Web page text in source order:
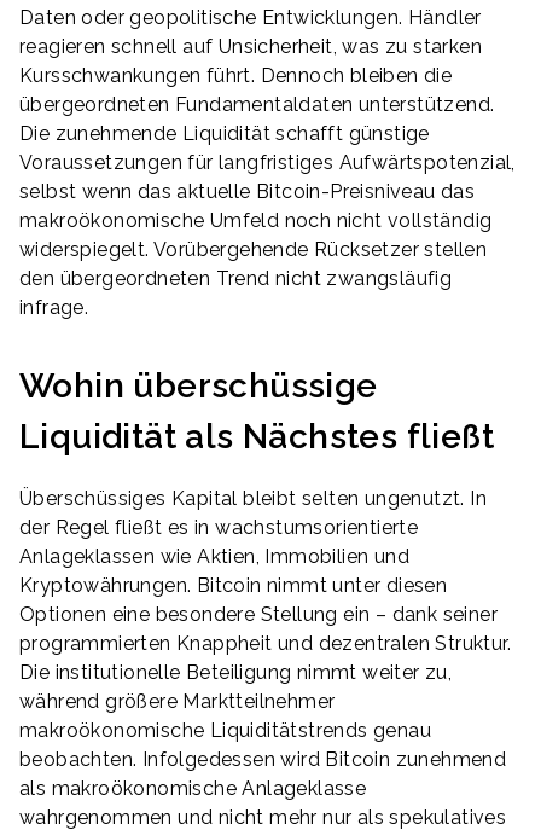
Daten oder geopolitische Entwicklungen. Händler
reagieren schnell auf Unsicherheit, was zu starken
Kursschwankungen führt. Dennoch bleiben die
übergeordneten Fundamentaldaten unterstützend.
Die zunehmende Liquidität schafft günstige
Voraussetzungen für langfristiges Aufwärtspotenzial,
selbst wenn das aktuelle Bitcoin-Preisniveau das
makroökonomische Umfeld noch nicht vollständig
widerspiegelt. Vorübergehende Rücksetzer stellen
den übergeordneten Trend nicht zwangsläufig
infrage.
Wohin überschüssige
Liquidität als Nächstes fließt
Überschüssiges Kapital bleibt selten ungenutzt. In
der Regel fließt es in wachstumsorientierte
Anlageklassen wie Aktien, Immobilien und
Kryptowährungen. Bitcoin nimmt unter diesen
Optionen eine besondere Stellung ein – dank seiner
programmierten Knappheit und dezentralen Struktur.
Die institutionelle Beteiligung nimmt weiter zu,
während größere Marktteilnehmer
makroökonomische Liquiditätstrends genau
beobachten. Infolgedessen wird Bitcoin zunehmend
als makroökonomische Anlageklasse
wahrgenommen und nicht mehr nur als spekulatives